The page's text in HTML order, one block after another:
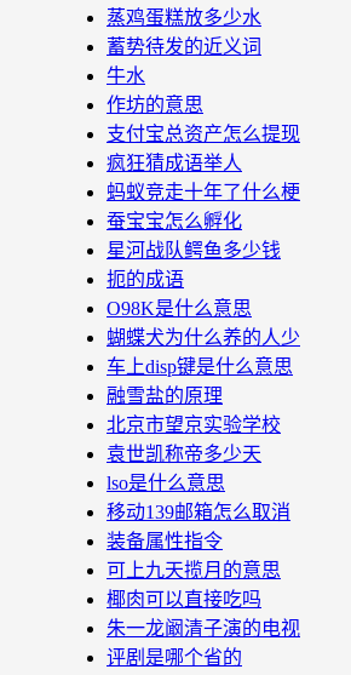
蒸鸡蛋糕放多少水
蓄势待发的近义词
牛水
作坊的意思
支付宝总资产怎么提现
疯狂猜成语举人
蚂蚁竞走十年了什么梗
蚕宝宝怎么孵化
星河战队鳄鱼多少钱
扼的成语
O98K是什么意思
蝴蝶犬为什么养的人少
车上disp键是什么意思
融雪盐的原理
北京市望京实验学校
袁世凯称帝多少天
lso是什么意思
移动139邮箱怎么取消
装备属性指令
可上九天揽月的意思
椰肉可以直接吃吗
朱一龙阚清子演的电视
评剧是哪个省的